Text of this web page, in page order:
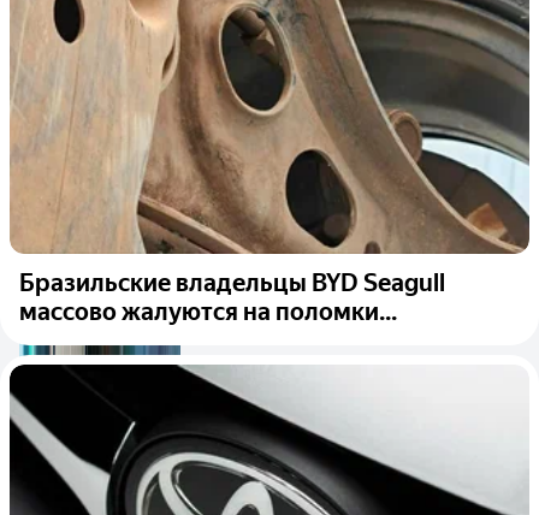
Бразильские владельцы BYD Seagull
массово жалуются на поломки...